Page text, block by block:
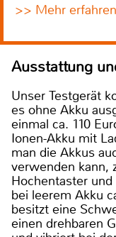
>> Mehr erfahren
Ausstattung
Unser Testgerät
es ohne Akku
einmal ca. 110
Ionen-Akku mit
man die Akkus
verwenden kann,
Hochentaster
bei leerem Akku
besitzt eine
einen drehbaren